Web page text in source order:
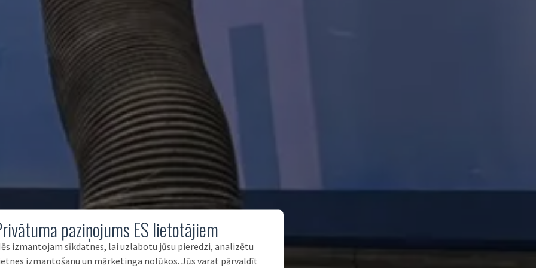
paziņojums ES lietotājiem
izmantojam sīkdatnes, lai uzlabotu jūsu pieredzi, analizētu
izmantošanu un mārketinga nolūkos. Jūs varat pārvaldīt